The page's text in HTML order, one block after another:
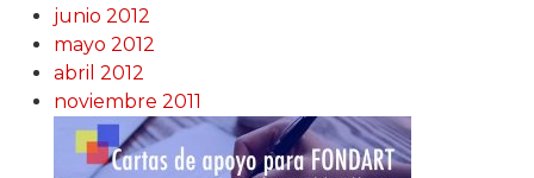
junio 2012
mayo 2012
abril 2012
noviembre 2011